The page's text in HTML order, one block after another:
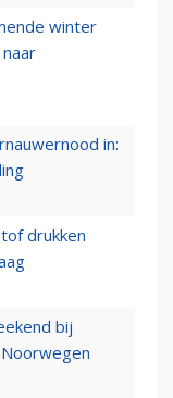
winter
in:
drukken
bij